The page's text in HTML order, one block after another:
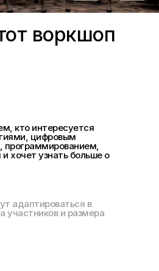
адаптироваться в
участников и размера
кто интересуется
цифровым
программированием,
хочет узнать больше о
воркшоп